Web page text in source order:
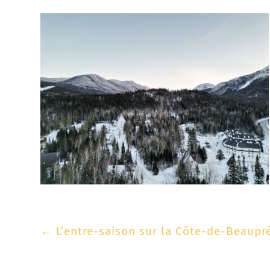
← L’entre-saison sur la Côte-de-